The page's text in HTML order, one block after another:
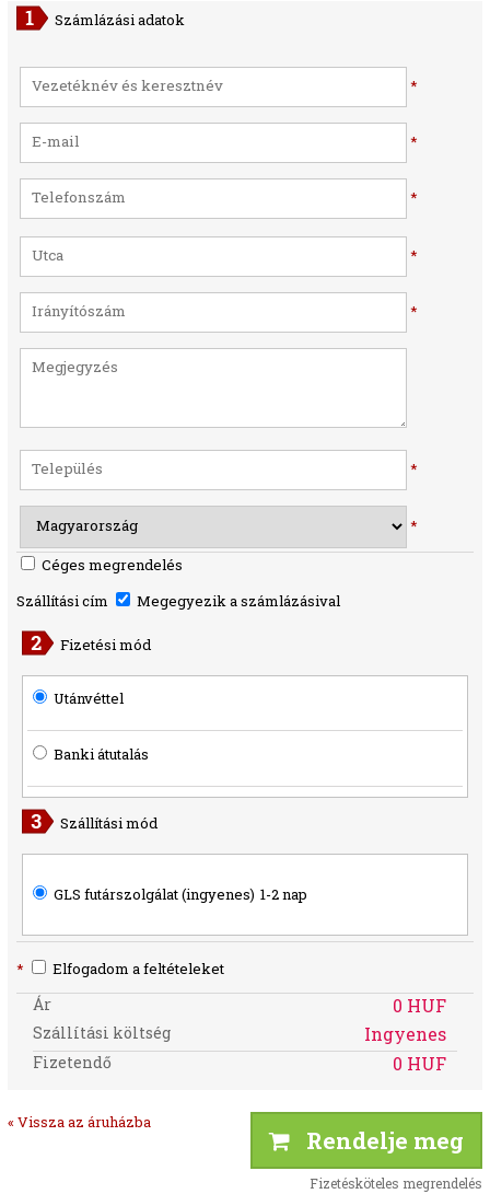
Számlázási adatok
*
*
*
*
*
*
*
Céges megrendelés
Szállítási cím
Megegyezik a számlázásival
Fizetési mód
Utánvéttel
Banki átutalás
Szállítási mód
GLS futárszolgálat (ingyenes) 1-2 nap
* Elfogadom a feltételeket
Ár 0 HUF
Szállítási költség Ingyenes
Fizetendő 0 HUF
« Vissza az áruházba
Rendelje meg
Fizetésköteles megrendelés